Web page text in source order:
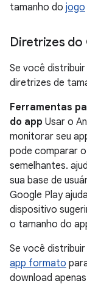
tamanho do jogo
Diretrizes do
Se você
diretrizes de
Ferramentas
do app Usar o
monitorar seu
pode comparar
semelhantes.
sua base de
Google Play
dispositivo
o tamanho do
Se você
app formato
download